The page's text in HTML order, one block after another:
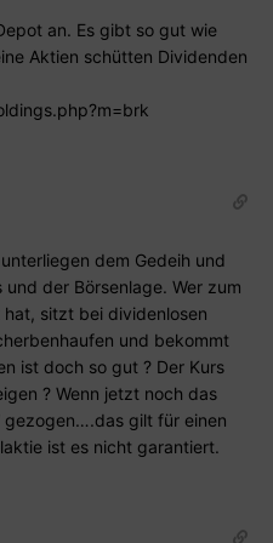
an. Es gibt so gut wie
Aktien schütten Dividenden
dem Gedeih und
der Börsenlage. Wer zum
sitzt bei dividenlosen
und bekommt
ist doch so gut ? Der Kurs
? Wenn jetzt noch das
gezogen….das gilt für einen
ist es nicht garantiert.